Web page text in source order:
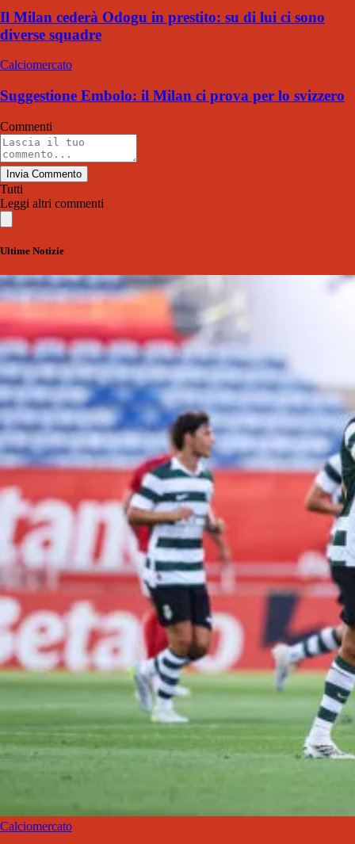
Il Milan cederà Odogu in prestito: su di lui ci sono
diverse squadre
Calciomercato
Suggestione Embolo: il Milan ci prova per lo svizzero
Commenti
Invia Commento
Tutti
Leggi altri commenti
Ultime Notizie
Calciomercato